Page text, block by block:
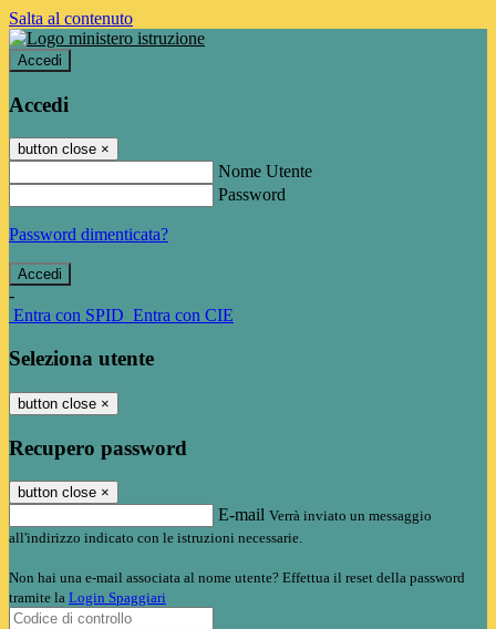
Salta al contenuto
Accedi
Accedi
button close ×
Nome Utente
Password
Password dimenticata?
-
Entra con SPID Entra con CIE
Seleziona utente
button close ×
Recupero password
button close ×
E-mail Verrà inviato un messaggio
all'indirizzo indicato con le istruzioni necessarie.
Non hai una e-mail associata al nome utente? Effettua il reset della password
tramite la Login Spaggiari